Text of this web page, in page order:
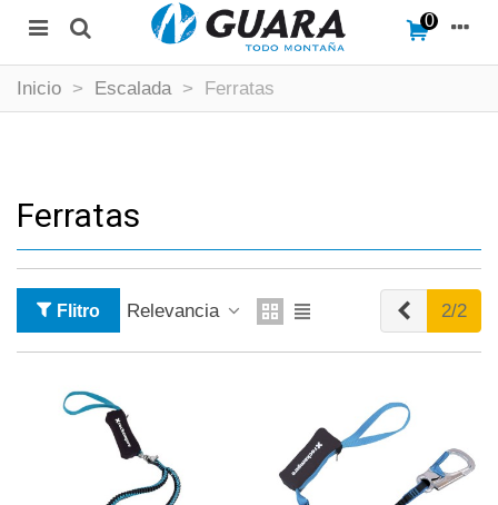
0
Inicio > Escalada > Ferratas
Ferratas
Flitro Relevancia Anterior
2/2